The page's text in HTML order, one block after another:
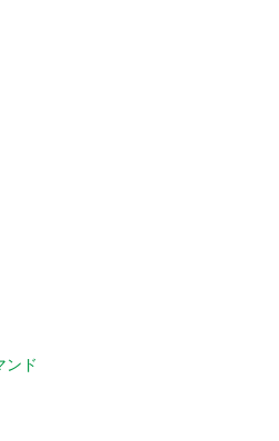
ンド